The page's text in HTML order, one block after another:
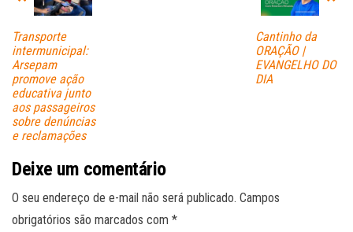
Transporte
intermunicipal:
Arsepam
promove ação
educativa junto
aos passageiros
sobre denúncias
e reclamações
Cantinho da
ORAÇÃO |
EVANGELHO DO
DIA
Deixe um comentário
O seu endereço de e-mail não será publicado. Campos
obrigatórios são marcados com *